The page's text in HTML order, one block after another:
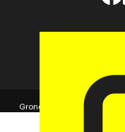
©
Grondposities
365Beheer